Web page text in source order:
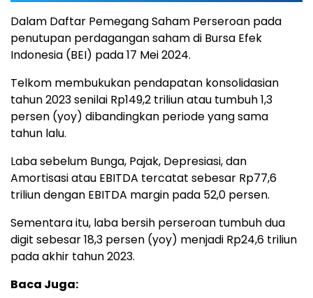
Dalam Daftar Pemegang Saham Perseroan pada
penutupan perdagangan saham di Bursa Efek
Indonesia (BEI) pada 17 Mei 2024.
Telkom membukukan pendapatan konsolidasian
tahun 2023 senilai Rp149,2 triliun atau tumbuh 1,3
persen (yoy) dibandingkan periode yang sama
tahun lalu.
Laba sebelum Bunga, Pajak, Depresiasi, dan
Amortisasi atau EBITDA tercatat sebesar Rp77,6
triliun dengan EBITDA margin pada 52,0 persen.
Sementara itu, laba bersih perseroan tumbuh dua
digit sebesar 18,3 persen (yoy) menjadi Rp24,6 triliun
pada akhir tahun 2023.
Baca Juga: